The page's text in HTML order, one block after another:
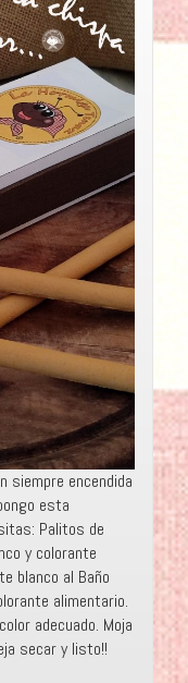
siempre encendida
esta
Palitos de
y colorante
blanco al Baño
alimentario.
adecuado. Moja
secar y listo!!